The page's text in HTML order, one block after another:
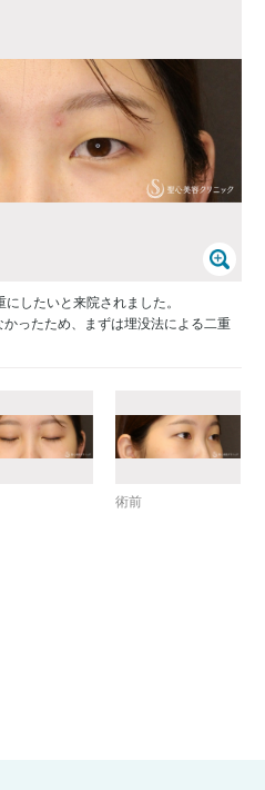
したいと来院されました。
ったため、まずは埋没法による二重
術前